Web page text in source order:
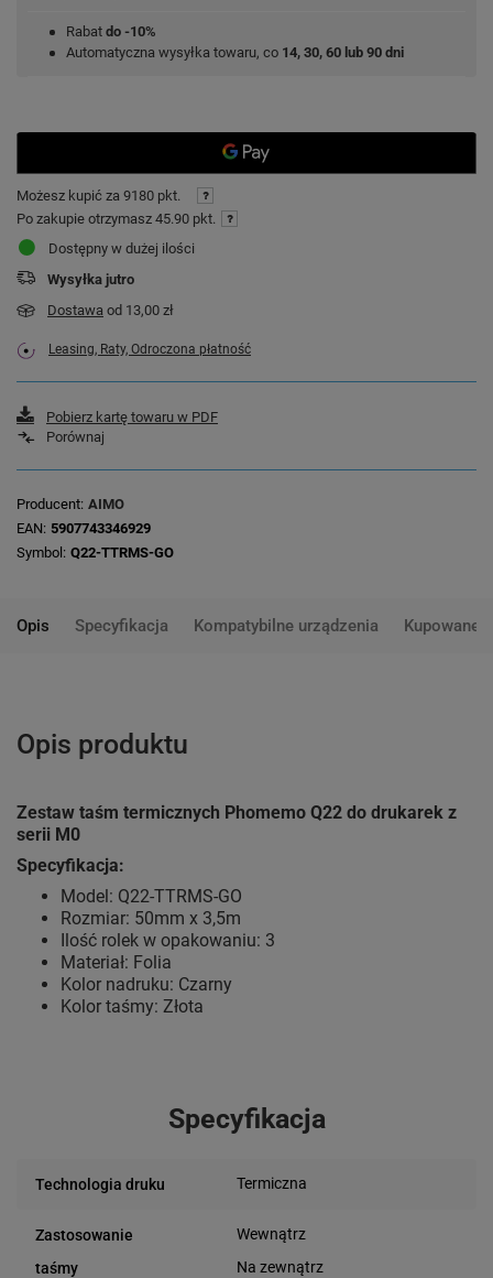
Rabat do -10%
Automatyczna wysyłka towaru, co 14, 30, 60 lub 90 dni
Możesz kupić za 9180 pkt.
Po zakupie otrzymasz 45.90 pkt.
Dostępny w dużej ilości
Wysyłka jutro
Dostawa od 13,00 zł
Leasing, Raty, Odroczona płatność
Pobierz kartę towaru w PDF
Porównaj
Producent AIMO
EAN 5907743346929
Symbol Q22-TTRMS-GO
Opis Specyfikacja Kompatybilne urządzenia Kupowane
Opis produktu
Zestaw taśm termicznych Phomemo Q22 do drukarek z
serii M0
Specyfikacja:
Model: Q22-TTRMS-GO
Rozmiar: 50mm x 3,5m
Ilość rolek w opakowaniu: 3
Materiał: Folia
Kolor nadruku: Czarny
Kolor taśmy: Złota
Specyfikacja
Technologia druku Termiczna
Zastosowanie
taśmy
Wewnątrz
Na zewnątrz